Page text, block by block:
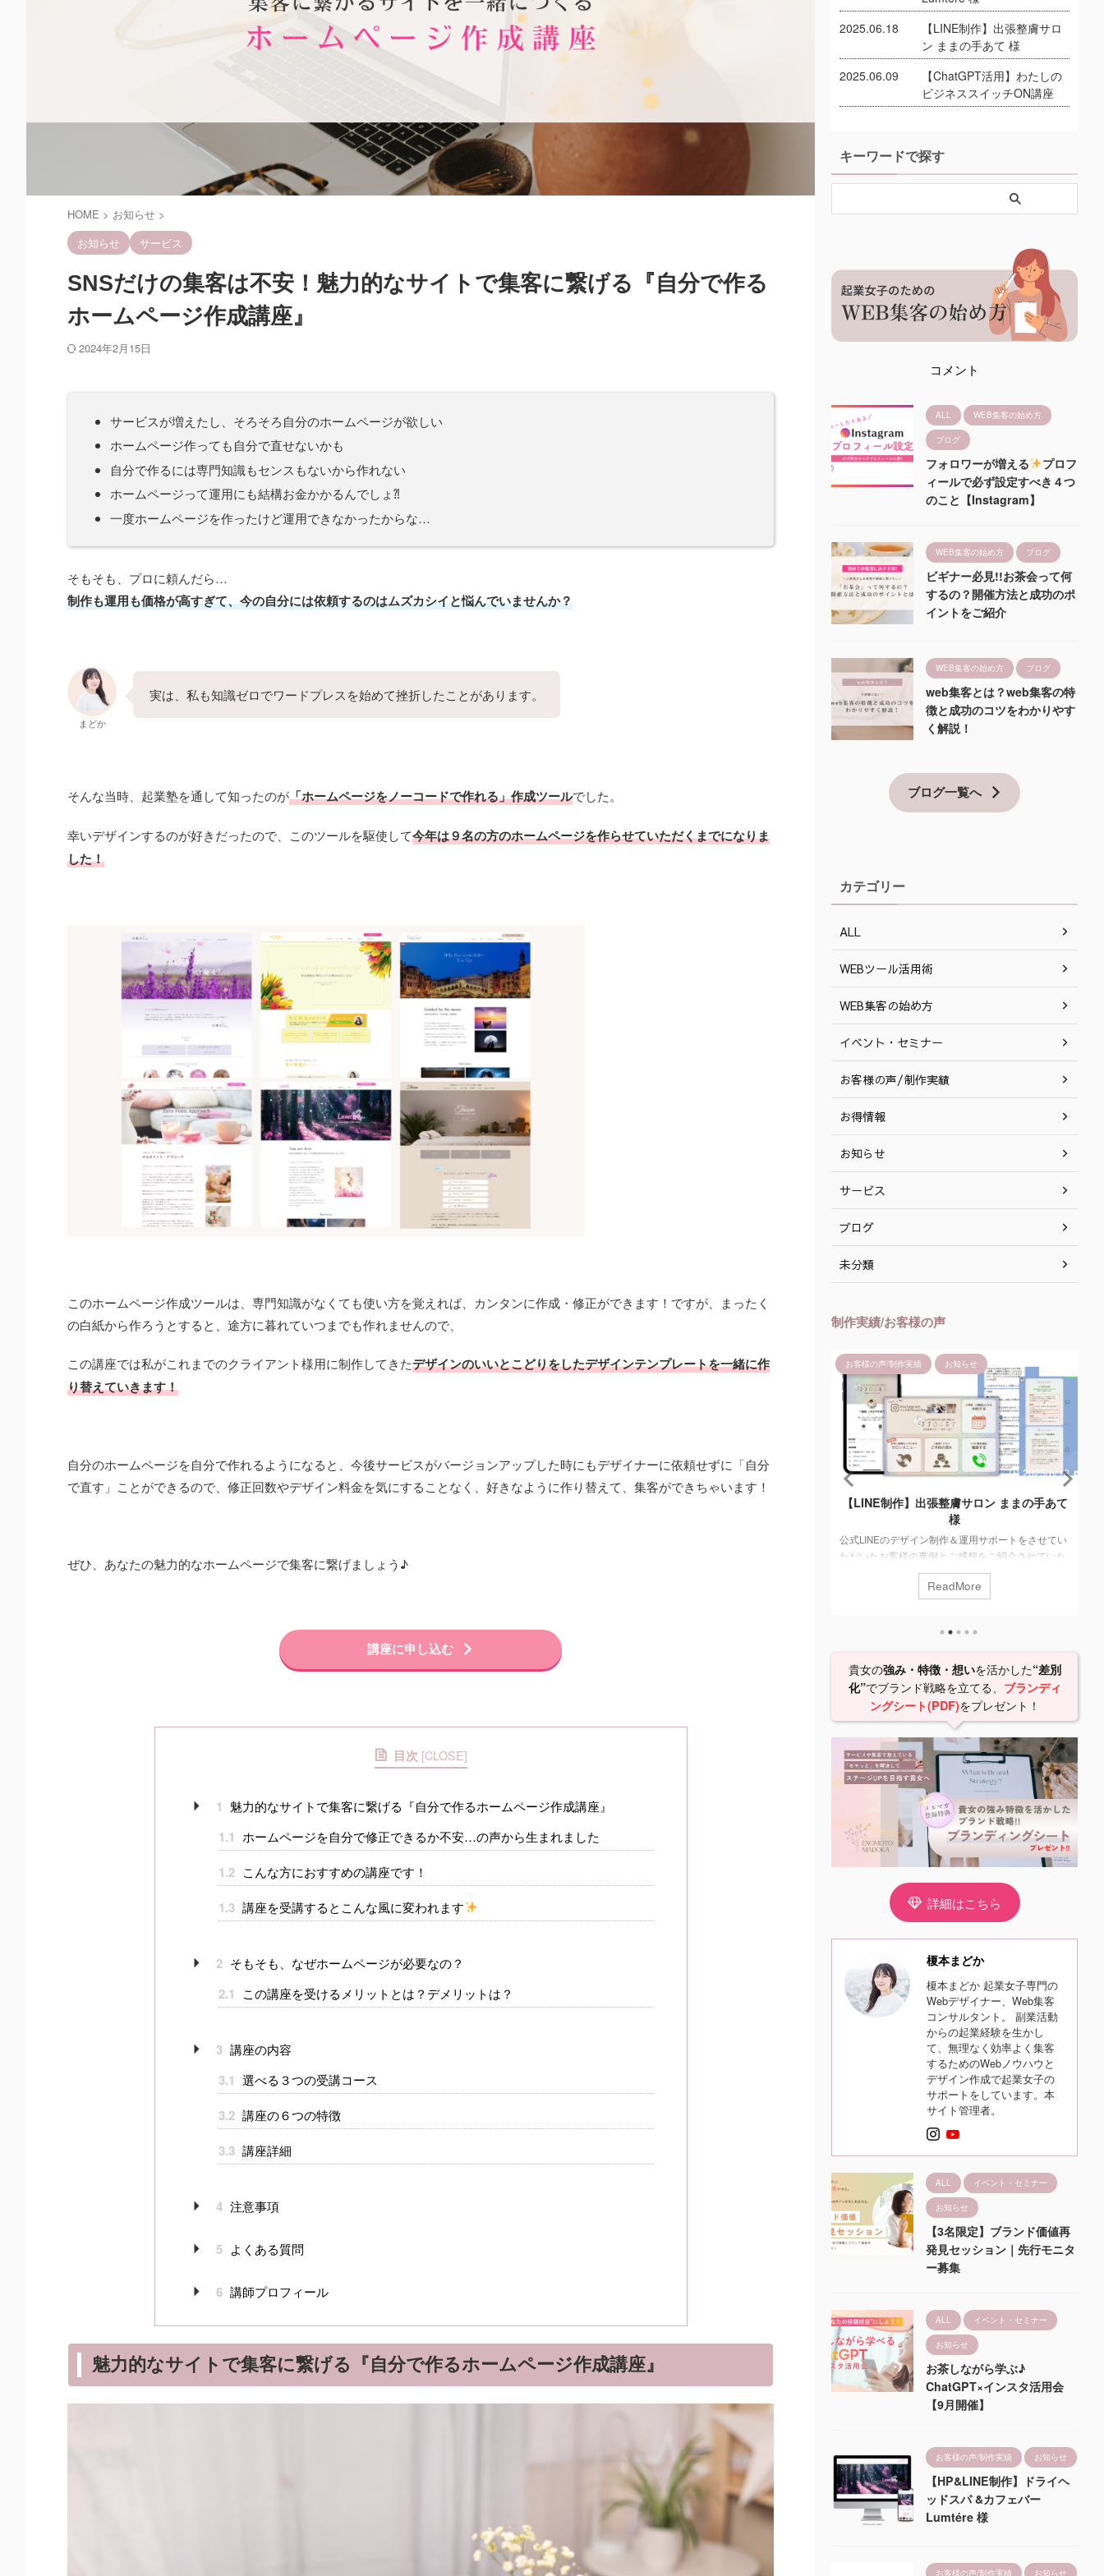
HOME > お知らせ >
お知らせ
サービス
SNSだけの集客は不安！魅力的なサイトで集客に繋げる『自分で作る
ホームページ作成講座』
2024年2月15日
サービスが増えたし、そろそろ自分のホームページが欲しい
ホームページ作っても自分で直せないかも
自分で作るには専門知識もセンスもないから作れない
ホームページって運用にも結構お金かかるんでしょ⁈
一度ホームページを作ったけど運用できなかったからな…
そもそも、プロに頼んだら…
制作も運用も価格が高すぎて、今の自分には依頼するのはムズカシイと悩んでいませんか？
まどか
実は、私も知識ゼロでワードプレスを始めて挫折したことがあります。
そんな当時、起業塾を通して知ったのが「ホームページをノーコードで作れる」作成ツールでした。
幸いデザインするのが好きだったので、このツールを駆使して今年は９名の方のホームページを作らせていただくまでになりま
した！
このホームページ作成ツールは、専門知識がなくても使い方を覚えれば、カンタンに作成・修正ができます！ですが、まったく
の白紙から作ろうとすると、途方に暮れていつまでも作れませんので、
この講座では私がこれまでのクライアント様用に制作してきたデザインのいいとこどりをしたデザインテンプレートを一緒に作
り替えていきます！
自分のホームページを自分で作れるようになると、今後サービスがバージョンアップした時にもデザイナーに依頼せずに「自分
で直す」ことができるので、修正回数やデザイン料金を気にすることなく、好きなように作り替えて、集客ができちゃいます！
ぜひ、あなたの魅力的なホームページで集客に繋げましょう♪
講座に申し込む
目次 [CLOSE]
1 魅力的なサイトで集客に繋げる『自分で作るホームページ作成講座』
1.1 ホームページを自分で修正できるか不安…の声から生まれました
1.2 こんな方におすすめの講座です！
1.3 講座を受講するとこんな風に変われます
2 そもそも、なぜホームページが必要なの？
2.1 この講座を受けるメリットとは？デメリットは？
3 講座の内容
3.1 選べる３つの受講コース
3.2 講座の６つの特徴
3.3 講座詳細
4 注意事項
5 よくある質問
6 講師プロフィール
魅力的なサイトで集客に繋げる『自分で作るホームページ作成講座』
2025.06.18
【LINE制作】出張整膚サロ
ン ままの手あて 様
2025.06.09
【ChatGPT活用】わたしの
ビジネススイッチON講座
キーワードで探す
コメント
ALL WEB集客の始め方
ブログ
フォロワーが増える
プロフ
ィールで必ず設定すべき４つ
のこと【Instagram】
WEB集客の始め方 ブログ
ビギナー必見!!お茶会って何
するの？開催方法と成功のポ
イントをご紹介
WEB集客の始め方 ブログ
web集客とは？web集客の特
徴と成功のコツをわかりやす
く解説！
ブログ一覧へ
カテゴリー
ALL
WEBツール活用術
WEB集客の始め方
イベント・セミナー
お客様の声/制作実績
お得情報
お知らせ
サービス
ブログ
未分類
制作実績/お客様の声
お客様の声/制作実績 お知らせ
2025/2/28
ただいたお客様の事例とご感想をご紹介させていた
だきます。 ＜業種＞リラクゼーション業、美容・健
（予約変更）の連絡ツールとして、また再来店や新
規顧客様の集客を促す導線作りとして、公式LINEの
アカウント開設から各コンテンツの制作、設置を行
お客様の声/制作実績 お知らせ
2025/6/24
感想をご紹介させていただきます。 ＜業種＞サロン
ページを制作させていただいたご縁で、今回新規サ
ロンオープンに伴う、ホームページリニューアルで
ご依頼いただきました。 新たなサービスの追加や店
お客様の声/制作実績 お知らせ
2025/6/18
【LINE制作】出張整膚サロン ままの手あて
公式LINEのデザイン制作＆運用サポートをさせてい
ただいたお客様の事例とご感想をご紹介させていた
設置を行いました。 制作内容 コンテンツの内容ご
提案、リッチメニュー、あいさつメッセージ、プロ
お客様の声/制作実績 お知らせ
【HP制作】九星氣学 開運アドバイ
ホームページ制作にて、サービスを紹介す
ドサイトを制作させていただいたお客様の
感想をご紹介させていただきます。 ＜業種
業、スピリチュアル業、カウンセリング業
アント名＞九星氣学鑑定士、開運アドバイ
せていただくこととなりました。ホームペ
作目的として「サービスを案内したい。」
での流れを伝えたい」ということでしたの
ンドサイトとして制作いたしました。 ...
貴女の強み・特徴・想いを活かした“差別
化”でブランド戦略を立てる、 ブランディ
ングシート(PDF)をプレゼント！
詳細はこちら
榎本まどか
榎本まどか 起業女子専門の
Webデザイナー、Web集客
コンサルタント。 副業活動
からの起業経験を生かし
て、無理なく効率よく集客
するためのWebノウハウと
デザイン作成で起業女子の
サポートをしています。本
サイト管理者。
ALL イベント・セミナー
お知らせ
【3名限定】ブランド価値再
発見セッション｜先行モニタ
ー募集
ALL イベント・セミナー
お知らせ
お茶しながら学ぶ♪
ChatGPT×インスタ活用会
【9月開催】
お客様の声/制作実績 お知らせ
【HP&LINE制作】ドライヘ
ッドスパ &カフェバー
Lumtére 様
お客様の声/制作実績 お知らせ